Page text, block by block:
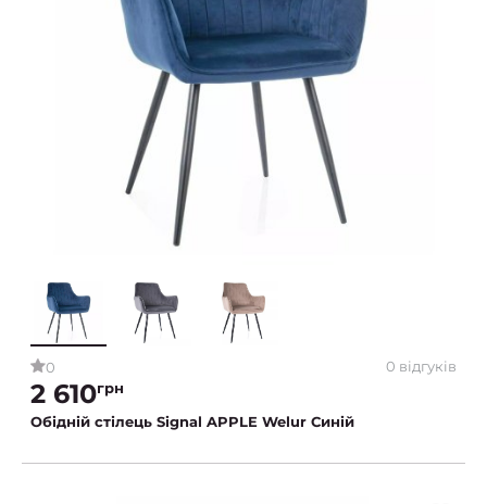
0 0 відгуків
2 610грн
Обідній стілець Signal APPLE Welur Синій